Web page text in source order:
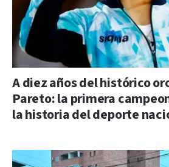
A diez años del histórico
Pareto: la primera
la historia del deporte